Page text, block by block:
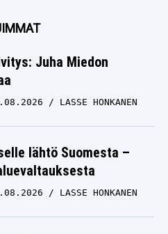
Juha Miedon
LASSE HONKANEN
lähtö Suomesta –
LASSE HONKANEN